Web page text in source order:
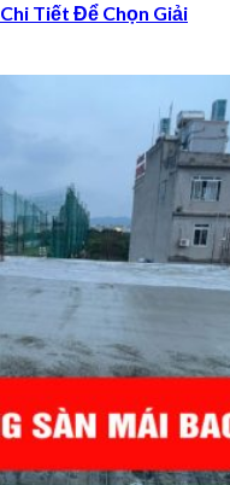
Chi Tiết Để Chọn Giải